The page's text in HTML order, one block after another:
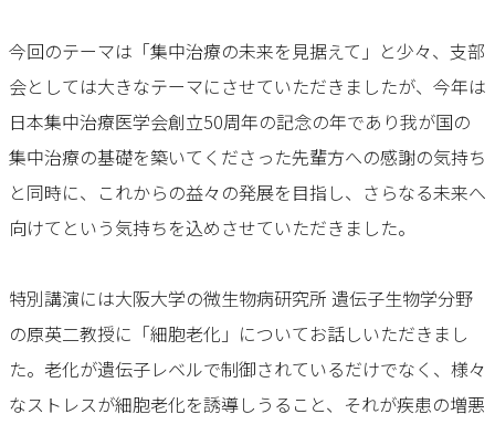
今回のテーマは「集中治療の未来を見据えて」と少々、支部
会としては大きなテーマにさせていただきましたが、今年は
日本集中治療医学会創立50周年の記念の年であり我が国の
集中治療の基礎を築いてくださった先輩方への感謝の気持ち
と同時に、これからの益々の発展を目指し、さらなる未来へ
向けてという気持ちを込めさせていただきました。
特別講演には大阪大学の微生物病研究所 遺伝子生物学分野
の原英二教授に「細胞老化」についてお話しいただきまし
た。老化が遺伝子レベルで制御されているだけでなく、様々
なストレスが細胞老化を誘導しうること、それが疾患の増悪